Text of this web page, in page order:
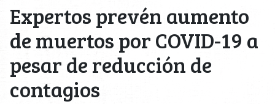
Expertos prevén aumento
de muertos por COVID-19 a
pesar de reducción de
contagios